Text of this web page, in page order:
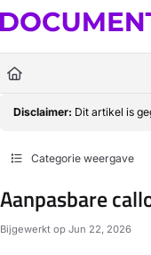
Documentation
Fetch the complete
Use this file to discover all
Disclaimer: Dit artikel is
Categorie weergave
Aanpasbare
Bijgewerkt op Jun 22, 2026